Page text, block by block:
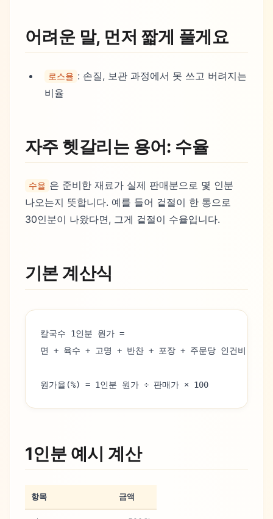
어려운 말, 먼저 짧게 풀게요
로스율 : 손질, 보관 과정에서 못 쓰고 버려지는
비율
자주 헷갈리는 용어: 수율
수율 은 준비한 재료가 실제 판매분으로 몇 인분
나오는지 뜻합니다. 예를 들어 겉절이 한 통으로
30인분이 나왔다면, 그게 겉절이 수율입니다.
기본 계산식
칼국수 1인분 원가 =
면 + 육수 + 고명 + 반찬 + 포장 + 주문당 인건비
원가율(%) = 1인분 원가 ÷ 판매가 × 100
1인분 예시 계산
항목 금액